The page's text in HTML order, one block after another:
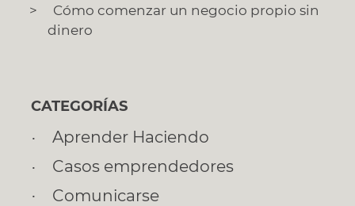
Cómo comenzar un negocio propio sin
dinero
CATEGORÍAS
Aprender Haciendo
Casos emprendedores
Comunicarse